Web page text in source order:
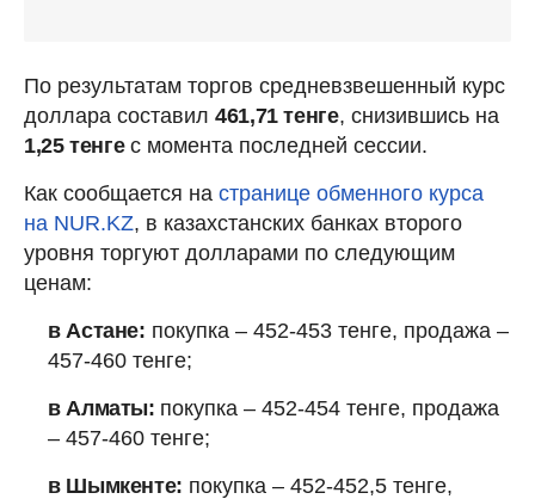
По результатам торгов средневзвешенный курс
доллара составил 461,71 тенге, снизившись на
1,25 тенгес момента последней сессии.
Как сообщается на странице обменного курса
на NUR.KZ, в казахстанских банках второго
уровня торгуют долларами по следующим
ценам:
в Астане: покупка – 452-453 тенге, продажа –
457-460 тенге;
в Алматы: покупка – 452-454 тенге, продажа
– 457-460 тенге;
в Шымкенте: покупка – 452-452,5 тенге,